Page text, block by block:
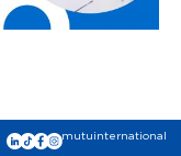
mutuinternational